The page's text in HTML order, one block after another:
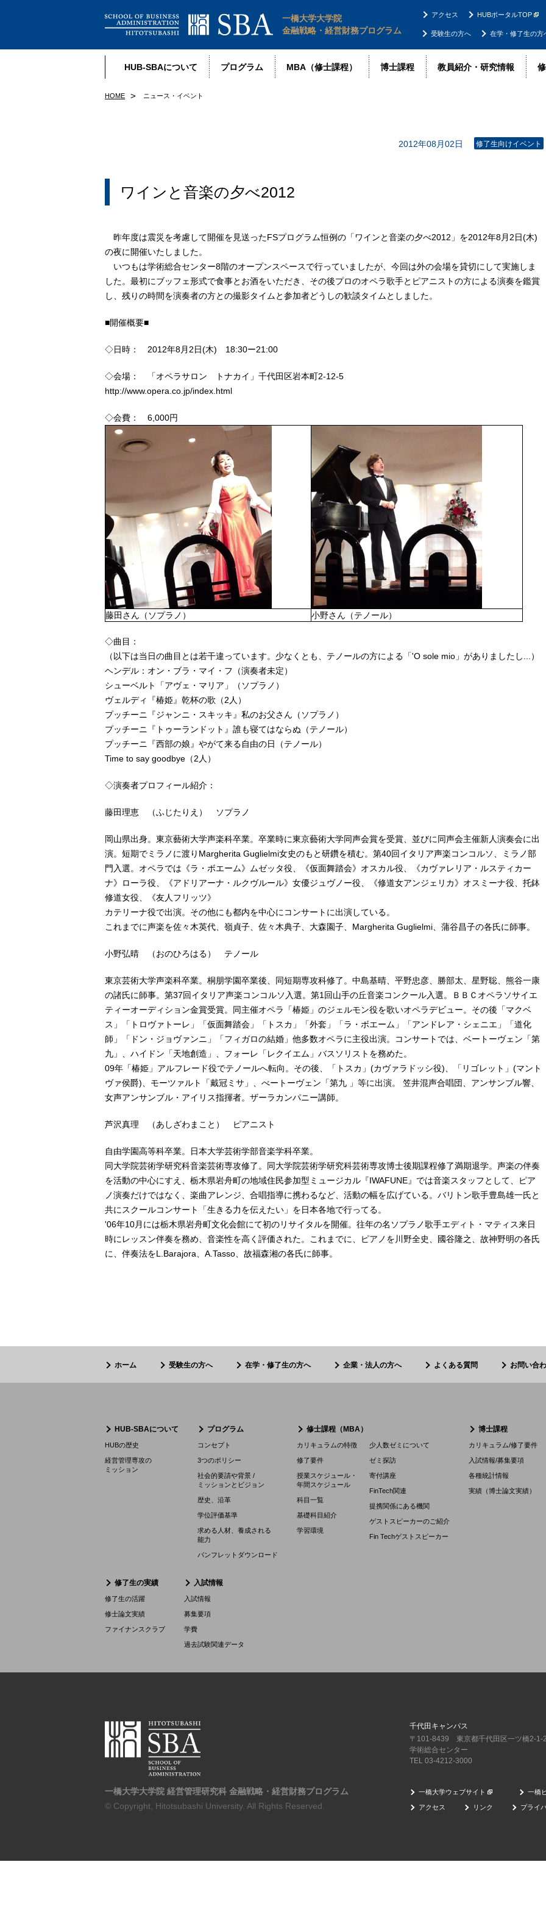
一橋大学大学院
金融戦略・経営財務プログラム
HUB-SBAについて プログラム MBA（修士課程） 博士課程 教員紹介・研究情報
受験生の方へ 在学・修了生の方
アクセス HUBポータルTOP
HOME ニュース・イベント
2012年08月02日 修了生向けイベント
ワインと音楽の夕べ2012
昨年度は震災を考慮して開催を見送ったFSプログラム恒例の「ワインと音楽の夕べ2012」を2012年8月2日(木)
の夜に開催いたしました。
いつもは学術総合センター8階のオープンスペースで行っていましたが、今回は外の会場を貸切にして実施しま
した。最初にブッフェ形式で食事とお酒をいただき、その後プロのオペラ歌手とピアニストの方による演奏を鑑賞
し、残りの時間を演奏者の方との撮影タイムと参加者どうしの歓談タイムとしました。
■開催概要■
◇日時： 2012年8月2日(木) 18:30ー21:00
◇会場： 「オペラサロン トナカイ」千代田区岩本町2-12-5
http://www.opera.co.jp/index.html
◇会費： 6,000円
藤田さん（ソプラノ） 小野さん（テノール）
◇曲目：
（以下は当日の曲目とは若干違っています。少なくとも、テノールの方による「'O sole mio」がありましたし...）
ヘンデル：オン・ブラ・マイ・フ（演奏者未定）
シューベルト「アヴェ・マリア」（ソプラノ）
ヴェルディ『椿姫』乾杯の歌（2人）
プッチーニ『ジャンニ・スキッキ』私のお父さん（ソプラノ）
プッチーニ『トゥーランドット』誰も寝てはならぬ（テノール）
プッチーニ『西部の娘』やがて来る自由の日（テノール）
Time to say goodbye（2人）
◇演奏者プロフィール紹介：
藤田理恵 （ふじたりえ） ソプラノ
岡山県出身。東京藝術大学声楽科卒業。卒業時に東京藝術大学同声会賞を受賞、並びに同声会主催新人演奏会に出
演。短期でミラノに渡りMargherita Guglielmi女史のもと研鑽を積む。第40回イタリア声楽コンコルソ、ミラノ部
門入選。オペラでは《ラ・ボエーム》ムゼッタ役、《仮面舞踏会》オスカル役、《カヴァレリア・ルスティカー
ナ》ローラ役、《アドリアーナ・ルクヴルール》女優ジュヴノー役、《修道女アンジェリカ》オスミーナ役、托鉢
修道女役、《友人フリッツ》
カテリーナ役で出演。その他にも都内を中心にコンサートに出演している。
これまでに声楽を佐々木英代、嶺貞子、佐々木典子、大森園子、Margherita Guglielmi、蒲谷昌子の各氏に師事。
小野弘晴 （おのひろはる） テノール
東京芸術大学声楽科卒業。桐朋学園卒業後、同短期専攻科修了。中島基晴、平野忠彦、勝部太、星野聡、熊谷一康
の諸氏に師事。第37回イタリア声楽コンコルソ入選。第1回山手の丘音楽コンクール入選。ＢＢＣオペラソサイエ
ティーオーディション金賞受賞。同主催オペラ「椿姫」のジェルモン役を歌いオペラデビュー。その後「マクベ
ス」「トロヴァトーレ」「仮面舞踏会」「トスカ」「外套」「ラ・ボエーム」「アンドレア・シェニエ」「道化
師」「ドン・ジョヴァンニ」「フィガロの結婚」他多数オペラに主役出演。コンサートでは、ベートーヴェン「第
九」、ハイドン「天地創造」、フォーレ「レクイエム」バスソリストを務めた。
09年「椿姫」アルフレード役でテノールへ転向。その後、「トスカ」(カヴァラドッシ役)、「リゴレット」(マント
ヴァ侯爵)、モーツァルト「戴冠ミサ」、べートーヴェン「第九 」等に出演。 笠井混声合唱団、アンサンブル響、
女声アンサンブル・アイリス指揮者。ザーラカンパニー講師。
芦沢真理 （あしざわまこと） ピアニスト
自由学園高等科卒業。日本大学芸術学部音楽学科卒業。
同大学院芸術学研究科音楽芸術専攻修了。同大学院芸術学研究科芸術専攻博士後期課程修了満期退学。声楽の伴奏
を活動の中心にすえ、栃木県岩舟町の地域住民参加型ミュージカル『IWAFUNE』では音楽スタッフとして、ピア
ノ演奏だけではなく、楽曲アレンジ、合唱指導に携わるなど、活動の幅を広げている。バリトン歌手豊島雄一氏と
共にスクールコンサート「生きる力を伝えたい」を日本各地で行ってる。
'06年10月には栃木県岩舟町文化会館にて初のリサイタルを開催。往年の名ソプラノ歌手エディト・マティス来日
時にレッスン伴奏を務め、音楽性を高く評価された。これまでに、ピアノを川野全史、國谷隆之、故神野明の各氏
に、伴奏法をL.Barajora、A.Tasso、故福森湘の各氏に師事。
ホーム 受験生の方へ 在学・修了生の方へ 企業・法人の方へ よくある質問 お問い合
HUB-SBAについて
HUBの歴史
経営管理専攻の
ミッション
プログラム
コンセプト
3つのポリシー
社会的要請や背景 /
ミッションとビジョン
歴史、沿革
学位評価基準
求める人材、養成される
能力
パンフレットダウンロード
修士課程（MBA）
カリキュラムの特徴
修了要件
授業スケジュール・
年間スケジュール
科目一覧
基礎科目紹介
学習環境
少人数ゼミについて
ゼミ探訪
寄付講座
FinTech関連
提携関係にある機関
ゲストスピーカーのご紹介
Fin Techゲストスピーカー
博士課程
カリキュラム/修了要件
入試情報/募集要項
各種統計情報
実績（博士論文実績）
修了生の実績
修了生の活躍
修士論文実績
ファイナンスクラブ
入試情報
入試情報
募集要項
学費
過去試験関連データ
一橋大学大学院 経営管理研究科 金融戦略・経営財務プログラム
© Copyright, Hitotsubashi University. All Rights Reserved.
千代田キャンパス
〒101-8439 東京都千代田区一ツ橋2-1-2
学術総合センター
TEL 03-4212-3000
一橋大学ウェブサイト 一橋
アクセス リンク プライ